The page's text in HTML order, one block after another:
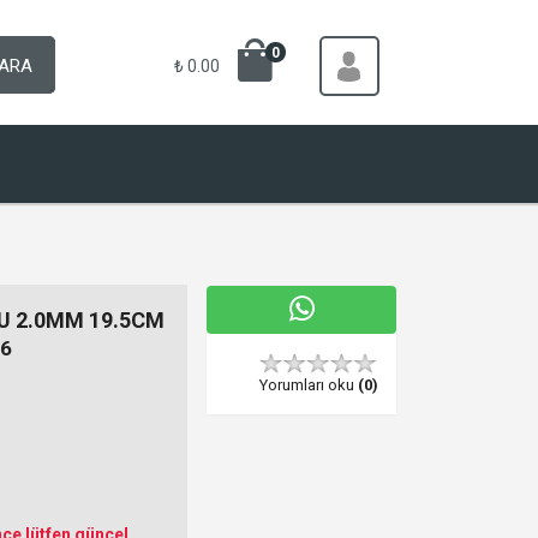
₺ 0.00
0
2.0MM 19.5CM
lütfen güncel
Yorumları oku (0)